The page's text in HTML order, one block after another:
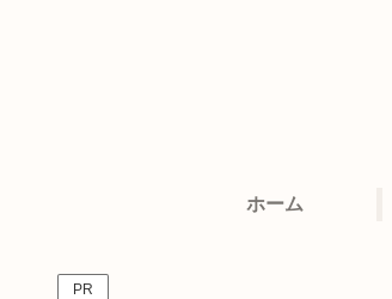
ホーム
PR